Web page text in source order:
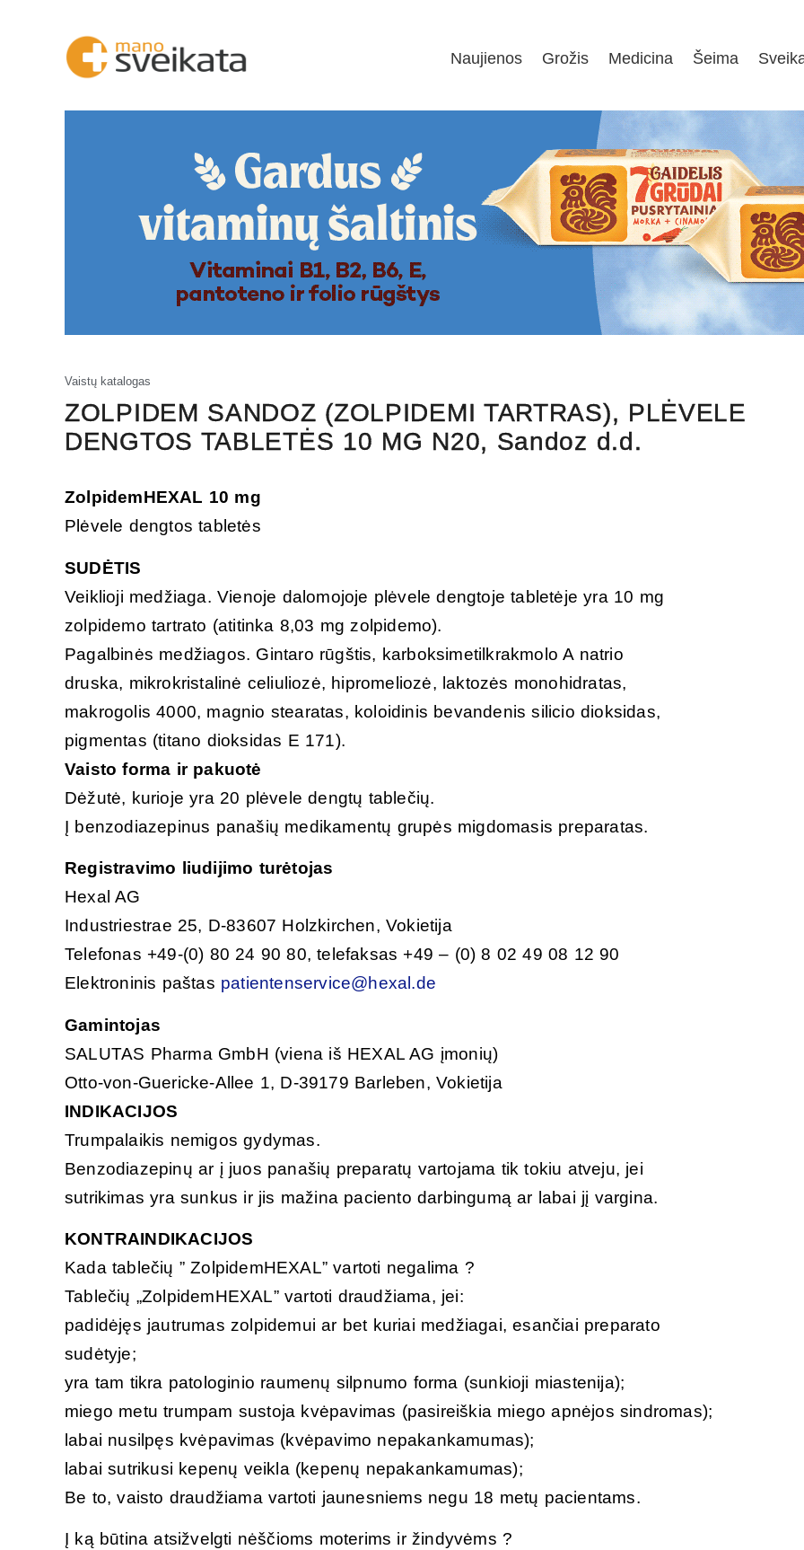
Naujienos Grožis Medicina Šeima
Vaistų katalogas
ZOLPIDEM SANDOZ (ZOLPIDEMI TARTRAS), PLĖVELE
DENGTOS TABLETĖS 10 MG N20, Sandoz d.d.
ZolpidemHEXAL 10 mg
Plėvele dengtos tabletės
SUDĖTIS
Veiklioji medžiaga. Vienoje dalomojoje plėvele dengtoje tabletėje yra 10 mg
zolpidemo tartrato (atitinka 8,03 mg zolpidemo).
Pagalbinės medžiagos. Gintaro rūgštis, karboksimetilkrakmolo A natrio
druska, mikrokristalinė celiuliozė, hipromeliozė, laktozės monohidratas,
makrogolis 4000, magnio stearatas, koloidinis bevandenis silicio dioksidas,
pigmentas (titano dioksidas E 171).
Vaisto forma ir pakuotė
Dėžutė, kurioje yra 20 plėvele dengtų tablečių.
Į benzodiazepinus panašių medikamentų grupės migdomasis preparatas.
Registravimo liudijimo turėtojas
Hexal AG
Industriestrae 25, D-83607 Holzkirchen, Vokietija
Telefonas +49-(0) 80 24 90 80, telefaksas +49 – (0) 8 02 49 08 12 90
Elektroninis paštas patientenservice@hexal.de
Gamintojas
SALUTAS Pharma GmbH (viena iš HEXAL AG įmonių)
Otto-von-Guericke-Allee 1, D-39179 Barleben, Vokietija
INDIKACIJOS
Trumpalaikis nemigos gydymas.
Benzodiazepinų ar į juos panašių preparatų vartojama tik tokiu atveju, jei
sutrikimas yra sunkus ir jis mažina paciento darbingumą ar labai jį vargina.
KONTRAINDIKACIJOS
Kada tablečių ” ZolpidemHEXAL” vartoti negalima ?
Tablečių „ZolpidemHEXAL” vartoti draudžiama, jei:
padidėjęs jautrumas zolpidemui ar bet kuriai medžiagai, esančiai preparato
sudėtyje;
yra tam tikra patologinio raumenų silpnumo forma (sunkioji miastenija);
miego metu trumpam sustoja kvėpavimas (pasireiškia miego apnėjos sindromas);
labai nusilpęs kvėpavimas (kvėpavimo nepakankamumas);
labai sutrikusi kepenų veikla (kepenų nepakankamumas);
Be to, vaisto draudžiama vartoti jaunesniems negu 18 metų pacientams.
Į ką būtina atsižvelgti nėščioms moterims ir žindyvėms ?